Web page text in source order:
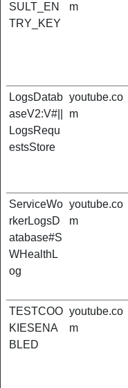
SULT_EN
TRY_KEY
m
LogsDatab
aseV2:V#||
LogsRequ
estsStore
youtube.co
m
ServiceWo
rkerLogsD
atabase#S
WHealthL
og
youtube.co
m
TESTCOO
KIESENA
BLED
youtube.co
m